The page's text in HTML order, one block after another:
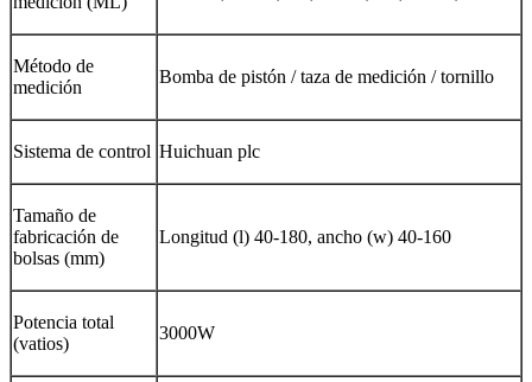
Método de
medición
Bomba de pistón / taza de medición / tornillo
Sistema de control Huichuan plc
Tamaño de
fabricación de
bolsas (mm)
Longitud (l) 40-180, ancho (w) 40-160
Potencia total
(vatios)
3000W